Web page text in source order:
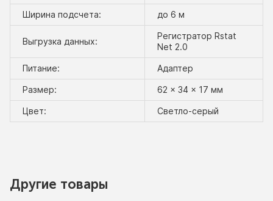
Ширина подсчета: до 6 м
Выгрузка данных:
Регистратор Rstat
Net 2.0
Питание: Адаптер
Размер: 62 × 34 × 17 мм
Цвет: Светло-серый
Другие товары